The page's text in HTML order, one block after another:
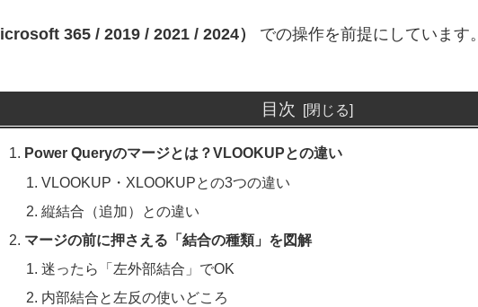
365 / 2019 / 2021 / 2024） での操作を前提にしています。
目次
Power Queryのマージとは？VLOOKUPとの違い
VLOOKUP・XLOOKUPとの3つの違い
縦結合（追加）との違い
マージの前に押さえる「結合の種類」を図解
迷ったら「左外部結合」でOK
内部結合と左反の使いどころ